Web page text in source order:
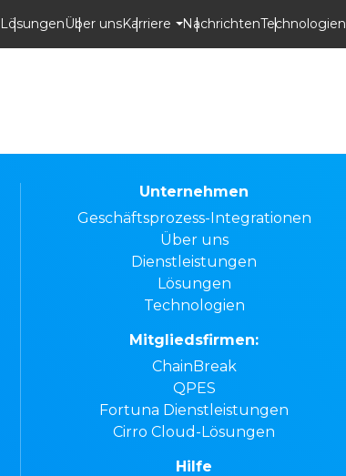
LösungenÜber unsKarriere NachrichtenTechnologien
Unternehmen
Geschäftsprozess-Integrationen
Über uns
Dienstleistungen
Lösungen
Technologien
Mitgliedsfirmen:
ChainBreak
QPES
Fortuna Dienstleistungen
Cirro Cloud-Lösungen
Hilfe